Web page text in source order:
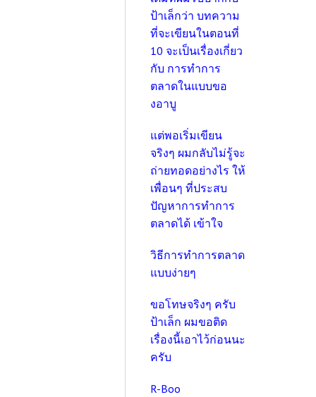
ป้าเล็กว่า บทความ
ที่จะเขียนในตอนที่
10 จะเป็นเรื่องเกี่ยว
กับ การทำการ
ตลาดในแบบขอ
งอาบู
แต่พอเริ่มเขียน
จริงๆ ผมกลับไม่รู้จะ
ถ่ายทอดอย่างไร ให้
เพื่อนๆ ที่ประสบ
ปัญหาการทำการ
ตลาดได้ เข้าใจ
วิธีการทำการตลาด
แบบง่ายๆ
ขอโทษจริงๆ ครับ
ป้าเล็ก ผมขอติด
เรื่องนี้เอาไว้ก่อนนะ
ครับ
R-Boo